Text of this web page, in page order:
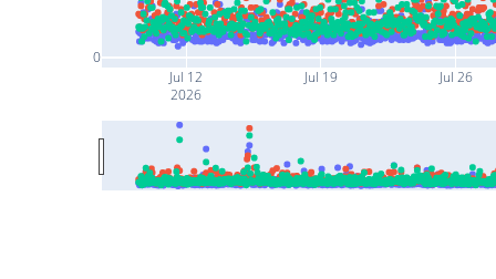
Jul 12
2026
Jul 19 Jul 26
0